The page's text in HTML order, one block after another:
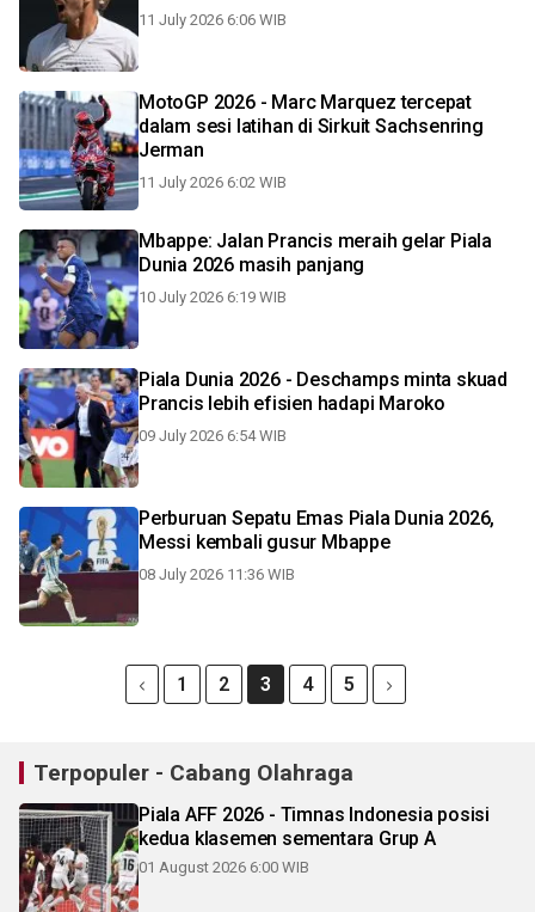
11 July 2026 6:06 WIB
MotoGP 2026 - Marc Marquez tercepat
dalam sesi latihan di Sirkuit Sachsenring
Jerman
11 July 2026 6:02 WIB
Mbappe: Jalan Prancis meraih gelar Piala
Dunia 2026 masih panjang
10 July 2026 6:19 WIB
Piala Dunia 2026 - Deschamps minta skuad
Prancis lebih efisien hadapi Maroko
09 July 2026 6:54 WIB
Perburuan Sepatu Emas Piala Dunia 2026,
Messi kembali gusur Mbappe
08 July 2026 11:36 WIB
1 2 3 4 5
Terpopuler - Cabang Olahraga
Piala AFF 2026 - Timnas Indonesia posisi
kedua klasemen sementara Grup A
01 August 2026 6:00 WIB